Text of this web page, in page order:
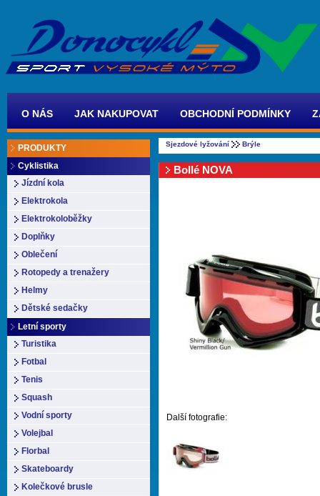
O NÁS JAK NAKUPOVAT OBCHODNÍ PODMÍNKY
PRODUKTY
Cyklistika
Jízdní kola
Elektrokola
Elektrokoloběžky
Doplňky
Oblečení
Rotopedy a trenažery
Helmy
Dětské sedačky
Letní sporty
Turistika
Fotbal
Tenis
Squash
Vodní sporty
Volejbal
Florbal
Skateboardy
Kolečkové brusle
Sjezdové lyžování Brýle
Bollé NOVA
Další fotografie: